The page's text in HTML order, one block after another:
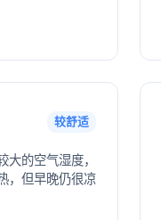
较舒适
大的空气湿度，
，但早晚仍很凉